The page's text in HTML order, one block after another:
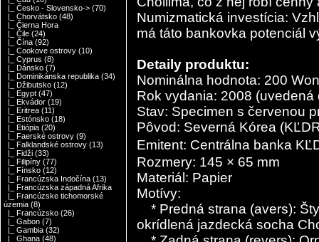
|_ Česko - Slovensko-> (70)
|_ Chorvátsko (48)
|_ Čierna Hora
|_ Čile (24)
|_ Čína (92)
|_ Cookove ostrovy (10)
|_ Cyprus (8)
|_ Dánsko (7)
|_ Dominikánska republika (34)
|_ Džibutsko (12)
|_ Egypt (47)
|_ Ekvádor (19)
|_ Eritrea (11)
|_ Estónsko (18)
|_ Etiópia (20)
|_ Faerské ostrovy (9)
|_ Falklandské ostrovy (13)
|_ Fidži (33)
|_ Filipíny (77)
|_ Fínsko (12)
|_ Francúzska Indočína (13)
|_ Francúzska západná Afrika
|_ Francúzske tichomorské
územia (8)
|_ Francúzsko (26)
|_ Gabon (7)
|_ Gambia (32)
|_ Ghana (48)
Numizmatická investícia:
má táto bankovka potenciál
Detaily produktu:
Nominálna hodnota: 200
Rok vydania: 2008
Stav: Specimen s červenou
Pôvod: Severná Kórea
Emitent: Centrálna banka
Rozmery: 145 × 65 mm
Materiál: Papier
Motívy:
* Predná strana (avers):
okrídlená jazdecká socha